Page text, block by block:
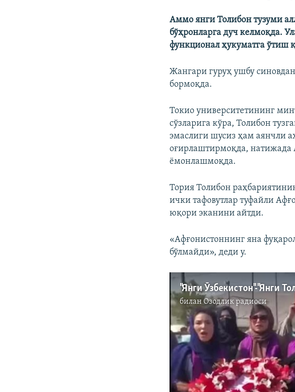
Аммо янги Толибон тузуми
бўҳронларга дуч келмоқда.
функционал ҳукуматга ўтиш
Жангари гуруҳ ушбу
бормоқда.
Токио университетининг
сўзларига кўра, Толибон
эмаслиги шусиз ҳам аянчли
оғирлаштирмоқда, натижада
ёмонлашмоқда.
Тория Толибон
ички тафовутлар туфайли
юқори эканини айтди.
«Афғонистоннинг яна
бўлмайди», деди у.
биланОзодлик радиоси
Айни